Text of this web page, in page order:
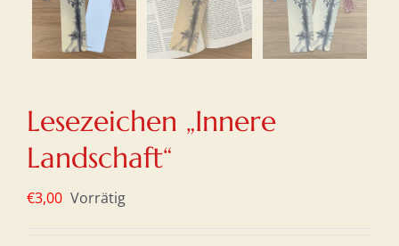
Lesezeichen „Innere
Landschaft“
€3,00 Vorrätig